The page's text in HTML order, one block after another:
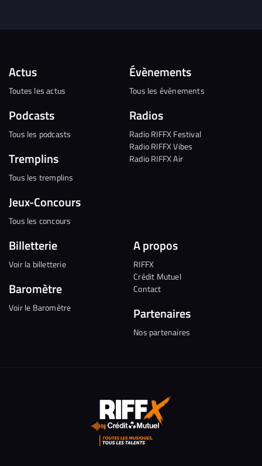
Actus
Toutes les actus
Podcasts
Tous les podcasts
Tremplins
Tous les tremplins
Jeux-Concours
Tous les concours
Évènements
Tous les évènements
Radios
Radio RIFFX Festival
Radio RIFFX Vibes
Radio RIFFX Air
Billetterie
Voir la billetterie
Baromètre
Voir le Baromètre
A propos
RIFFX
Crédit Mutuel
Contact
Partenaires
Nos partenaires